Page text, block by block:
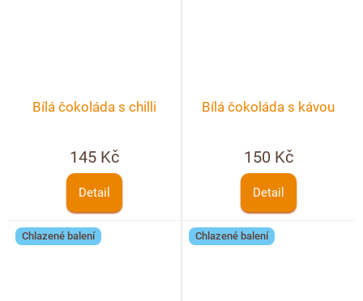
Bílá čokoláda s chilli
145 Kč
Detail
Bílá čokoláda s kávou
150 Kč
Detail
Chlazené balení Chlazené balení